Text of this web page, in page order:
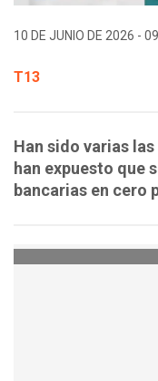
10 DE JUNIO DE 2026 -
T13
Han sido varias
han expuesto que
bancarias en cero